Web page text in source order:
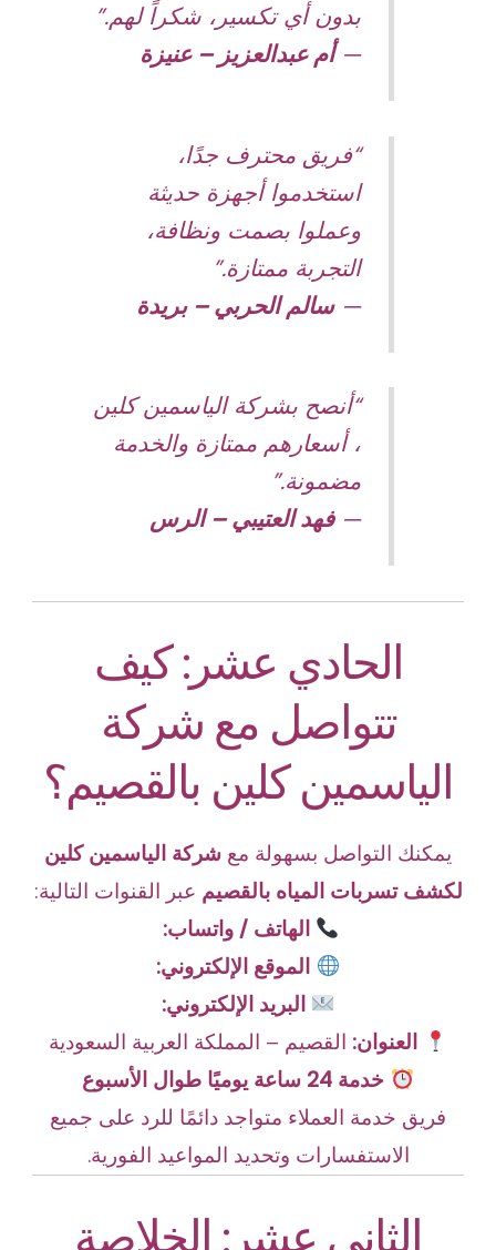
بدون أي تكسير، شكراً لهم.”
—أم عبدالعزيز – عنيزة
“فريق محترف جدًا،
استخدموا أجهزة حديثة
وعملوا بصمت ونظافة،
التجربة ممتازة.”
—سالم الحربي – بريدة
“أنصح بشركة الياسمين كلين
، أسعارهم ممتازة والخدمة
مضمونة.”
—فهد العتيبي – الرس
الحادي عشر: كيف
تتواصل مع شركة
الياسمين كلين بالقصيم؟
يمكنك التواصل بسهولة مع شركة الياسمين كلين
لكشف تسربات المياه بالقصيم عبر القنوات التالية:
الهاتف / واتساب:
الموقع الإلكتروني:
البريد الإلكتروني:
العنوان: القصيم – المملكة العربية السعودية
خدمة 24 ساعة يوميًا طوال الأسبوع
فريق خدمة العملاء متواجد دائمًا للرد على جميع
الاستفسارات وتحديد المواعيد الفورية.
الثاني عشر: الخلاصة